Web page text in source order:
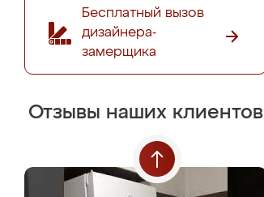
Бесплатный вызов
дизайнера-
замерщика
Отзывы наших клиентов